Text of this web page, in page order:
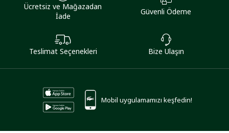
Ücretsiz ve Mağazadan
İade
Güvenli Ödeme
Teslimat Seçenekleri Bize Ulaşın
Mobil uygulamamızı keşfedin!